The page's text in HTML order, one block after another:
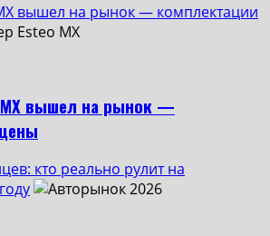
вышел на рынок — комплектации
MX вышел на рынок —
кто реально рулит на